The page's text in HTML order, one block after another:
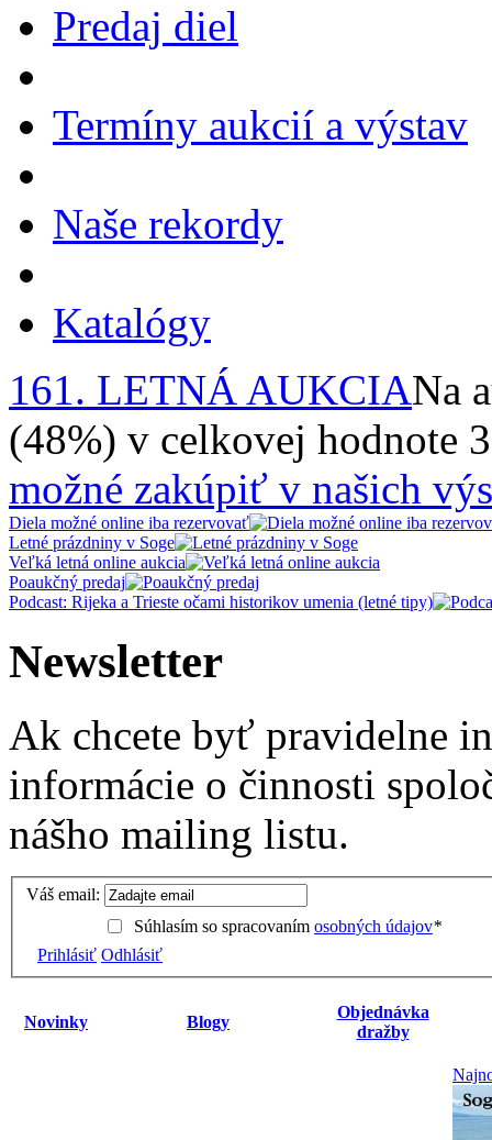
Predaj diel
Termíny aukcií a výstav
Naše rekordy
Katalógy
161. LETNÁ AUKCIANa
(48%) v celkovej hodnote
možné zakúpiť v našich
Diela možné online iba rezervovať
Letné prázdniny v Soge
Veľká letná online aukcia
Poaukčný predaj
Podcast: Rijeka a Trieste očami historikov umenia (letné tipy)
Newsletter
Ak chcete byť pravidelne
informácie o činnosti
nášho mailing listu.
Váš email:
Súhlasím so spracovaním osobných údajov*
Prihlásiť Odhlásiť
Novinky Blogy
Objednávka
dražby